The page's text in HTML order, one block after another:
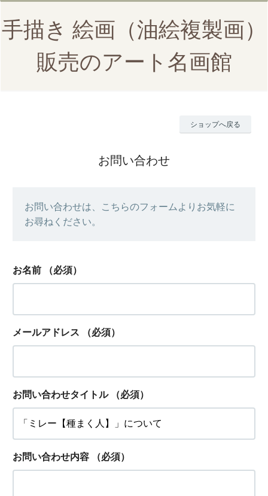
手描き 絵画（油絵複製画）
販売のアート名画館
ショップへ戻る
お問い合わせ
お問い合わせは、こちらのフォームよりお気軽に
お尋ねください。
お名前 （必須）
メールアドレス （必須）
お問い合わせタイトル （必須）
お問い合わせ内容 （必須）